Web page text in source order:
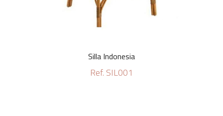
Silla Indonesia
Ref. SIL001